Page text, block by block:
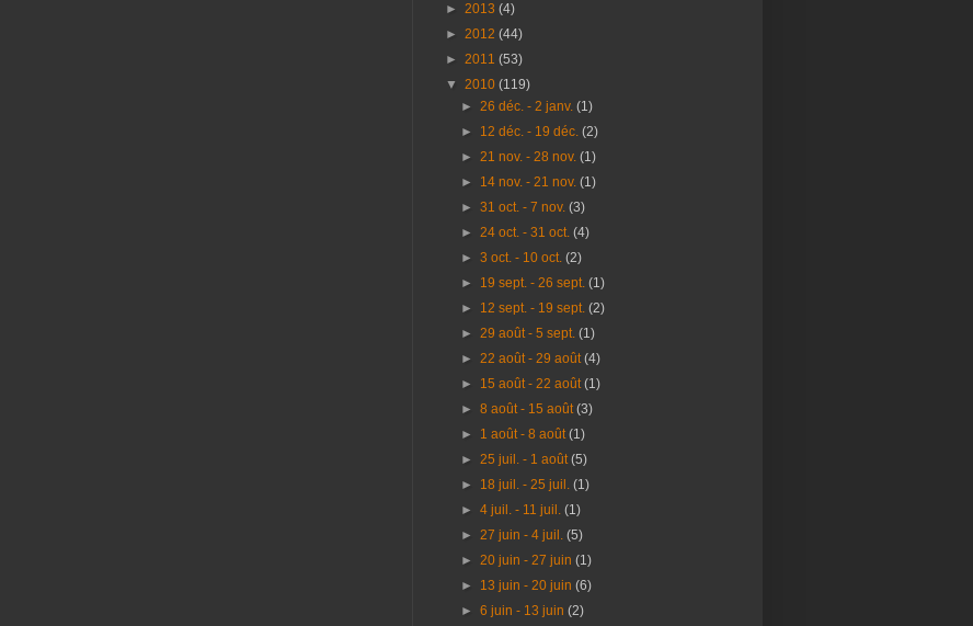
► 2013 (4)
► 2012 (44)
► 2011 (53)
▼ 2010 (119)
►26 déc. - 2 janv.(1)
► 12 déc. - 19 déc.(2)
►21 nov. - 28 nov.(1)
► 14 nov. - 21 nov.(1)
►31 oct. - 7 nov.(3)
►24 oct. - 31 oct.(4)
►3 oct. - 10 oct.(2)
► 19 sept. - 26 sept.(1)
► 12 sept. - 19 sept.(2)
►29 août - 5 sept.(1)
►22 août - 29 août(4)
► 15 août - 22 août(1)
►8 août - 15 août(3)
► 1 août - 8 août(1)
►25 juil. - 1 août(5)
► 18 juil. - 25 juil.(1)
►4 juil. - 11 juil.(1)
►27 juin - 4 juil.(5)
►20 juin - 27 juin(1)
► 13 juin - 20 juin(6)
►6 juin - 13 juin(2)